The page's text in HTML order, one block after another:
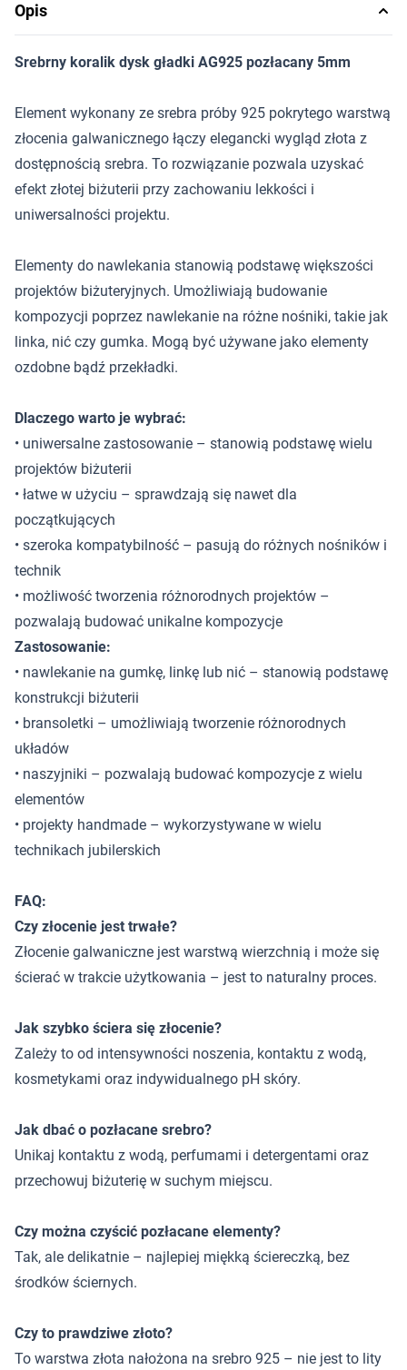
Opis
Srebrny koralik dysk gładki AG925 pozłacany 5mm
Element wykonany ze srebra próby 925 pokrytego warstwą
złocenia galwanicznego łączy elegancki wygląd złota z
dostępnością srebra. To rozwiązanie pozwala uzyskać
efekt złotej biżuterii przy zachowaniu lekkości i
uniwersalności projektu.
Elementy do nawlekania stanowią podstawę większości
projektów biżuteryjnych. Umożliwiają budowanie
kompozycji poprzez nawlekanie na różne nośniki, takie jak
linka, nić czy gumka. Mogą być używane jako elementy
ozdobne bądź przekładki.
Dlaczego warto je wybrać:
• uniwersalne zastosowanie – stanowią podstawę wielu
projektów biżuterii
• łatwe w użyciu – sprawdzają się nawet dla
początkujących
• szeroka kompatybilność – pasują do różnych nośników i
technik
• możliwość tworzenia różnorodnych projektów –
pozwalają budować unikalne kompozycje
Zastosowanie:
• nawlekanie na gumkę, linkę lub nić – stanowią podstawę
konstrukcji biżuterii
• bransoletki – umożliwiają tworzenie różnorodnych
układów
• naszyjniki – pozwalają budować kompozycje z wielu
elementów
• projekty handmade – wykorzystywane w wielu
technikach jubilerskich
FAQ:
Czy złocenie jest trwałe?
Złocenie galwaniczne jest warstwą wierzchnią i może się
ścierać w trakcie użytkowania – jest to naturalny proces.
Jak szybko ściera się złocenie?
Zależy to od intensywności noszenia, kontaktu z wodą,
kosmetykami oraz indywidualnego pH skóry.
Jak dbać o pozłacane srebro?
Unikaj kontaktu z wodą, perfumami i detergentami oraz
przechowuj biżuterię w suchym miejscu.
Czy można czyścić pozłacane elementy?
Tak, ale delikatnie – najlepiej miękką ściereczką, bez
środków ściernych.
Czy to prawdziwe złoto?
To warstwa złota nałożona na srebro 925 – nie jest to lity